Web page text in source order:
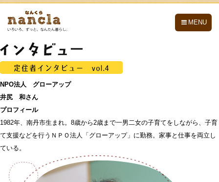
MENU
NPO法人 グローアップ
井尻 和さん
プロフィール
1982年、南丹市生まれ。8歳から2歳まで一男二女の子育てをしながら、子育
て支援などを行うＮＰＯ法人「グローアップ」に勤務。家事と仕事を両立し
ている。